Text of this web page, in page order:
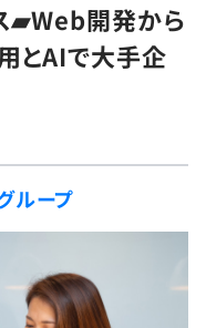
▰Web開発から
とAIで大手企
ループ